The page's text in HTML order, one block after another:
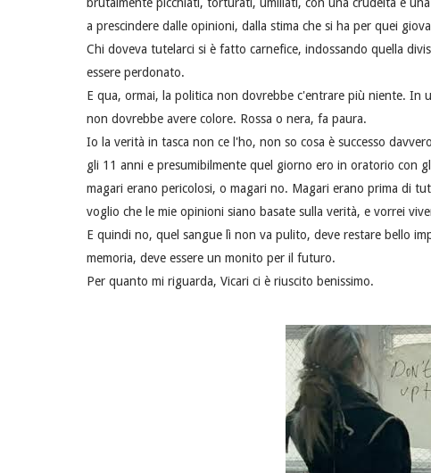
brutalmente picchiati, torturati, umiliati, con una crudeltà e
a prescindere dalle opinioni, dalla stima che si ha per quei
Chi doveva tutelarci si è fatto carnefice, indossando quella
essere perdonato.
E qua, ormai, la politica non dovrebbe c'entrare più niente. In
non dovrebbe avere colore. Rossa o nera, fa paura.
Io la verità in tasca non ce l'ho, non so cosa è successo
gli 11 anni e presumibilmente quel giorno ero in oratorio con
magari erano pericolosi, o magari no. Magari erano prima di
voglio che le mie opinioni siano basate sulla verità, e vorrei
E quindi no, quel sangue lì non va pulito, deve restare bello
memoria, deve essere un monito per il futuro.
Per quanto mi riguarda, Vicari ci è riuscito benissimo.